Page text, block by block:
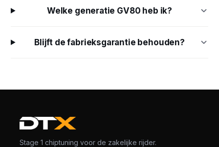
Welke generatie GV80 heb ik?
Blijft de fabrieksgarantie behouden?
Stage 1 chiptuning voor de zakelijke rijder.